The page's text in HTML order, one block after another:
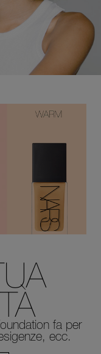
fa per
ecc.